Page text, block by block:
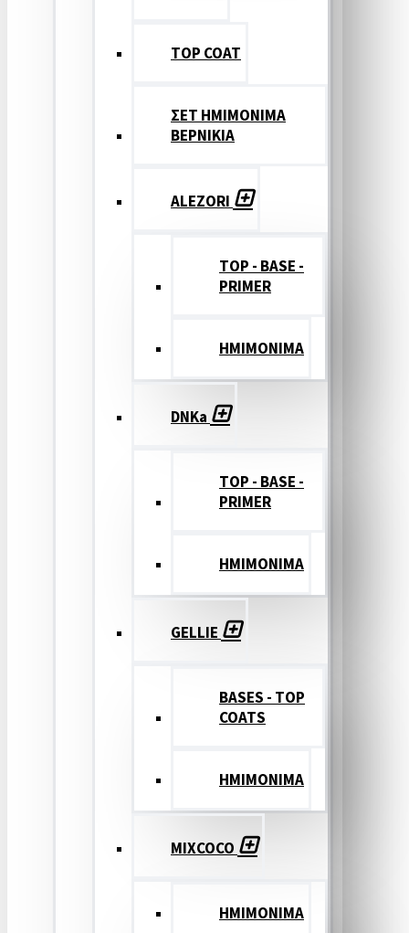
TOP COAT
ΣΕΤ ΗΜΙΜΟΝΙΜΑ
ΒΕΡΝΙΚΙΑ
ALEZORI
TOP - BASE -
PRIMER
ΗΜΙΜΟΝΙΜΑ
DNKa
TOP - BASE -
PRIMER
ΗΜΙΜΟΝΙΜΑ
GELLIE
BASES - TOP
COATS
ΗΜΙΜΟΝΙΜΑ
MIXCOCO
HMIMONIMA